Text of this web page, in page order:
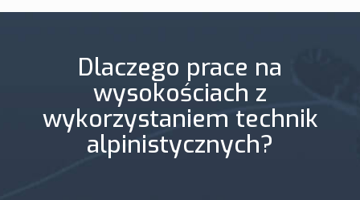
Dlaczego prace na
wysokościach z
wykorzystaniem technik
alpinistycznych?